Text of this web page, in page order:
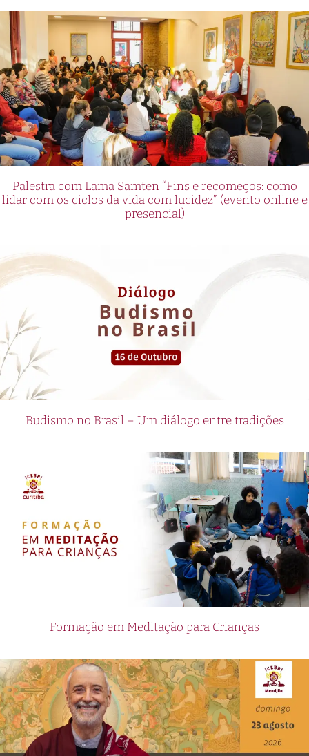
Palestra com Lama Samten “Fins e recomeços: como
lidar com os ciclos da vida com lucidez” (evento online e
presencial)
Budismo no Brasil – Um diálogo entre tradições
Formação em Meditação para Crianças